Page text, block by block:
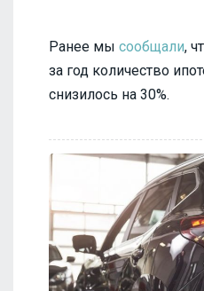
Ранее мы сообщали,
за год количество
снизилось на 30%.